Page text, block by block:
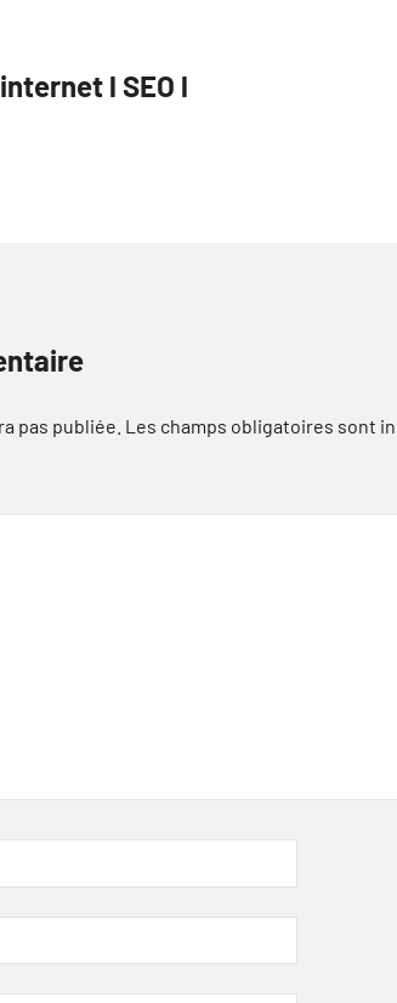
l SEO l
pas publiée. Les champs obligatoires sont